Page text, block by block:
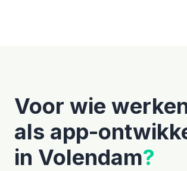
Voor wie
als app-
in Volendam?